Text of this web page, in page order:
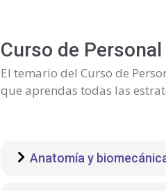
Curso de
El temario del Curso de
que aprendas todas las
Anatomía y